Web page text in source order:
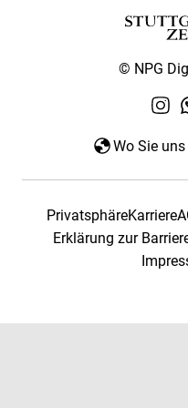
© NPG
Wo Sie
PrivatsphäreKarriere
Erklärung zur